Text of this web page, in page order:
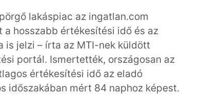
lakáspiac az ingatlan.com
hosszabb értékesítési idő és az
is jelzi – írta az MTI-nek küldött
portál. Ismertették, országosan az
értékesítési idő az eladó
időszakában mért 84 naphoz képest.